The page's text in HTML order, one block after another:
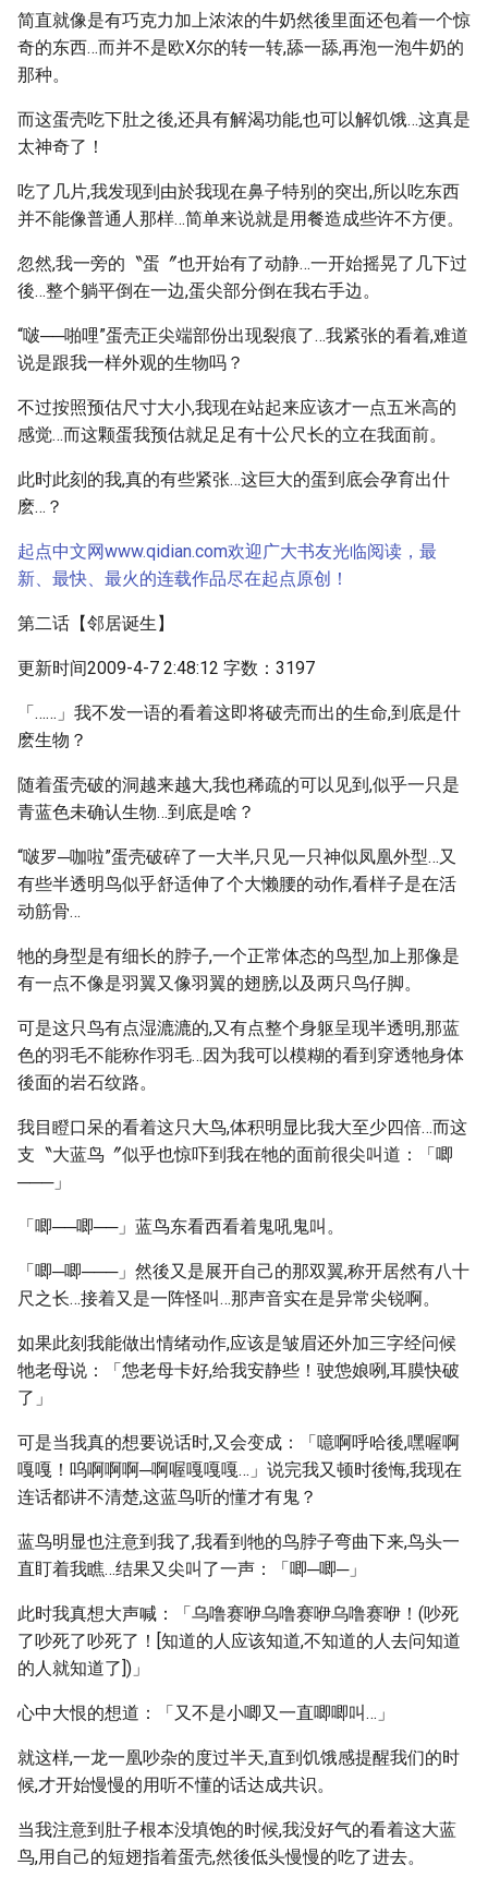
简直就像是有巧克力加上浓浓的牛奶然後里面还包着一个惊
奇的东西…而并不是欧X尔的转一转,舔一舔,再泡一泡牛奶的
那种。
而这蛋壳吃下肚之後,还具有解渴功能,也可以解饥饿…这真是
太神奇了！
吃了几片,我发现到由於我现在鼻子特别的突出,所以吃东西
并不能像普通人那样…简单来说就是用餐造成些许不方便。
忽然,我一旁的〝蛋〞也开始有了动静…一开始摇晃了几下过
後…整个躺平倒在一边,蛋尖部分倒在我右手边。
“啵──啪哩”蛋壳正尖端部份出现裂痕了…我紧张的看着,难道
说是跟我一样外观的生物吗？
不过按照预估尺寸大小,我现在站起来应该才一点五米高的
感觉…而这颗蛋我预估就足足有十公尺长的立在我面前。
此时此刻的我,真的有些紧张…这巨大的蛋到底会孕育出什
麽…？
起点中文网www.qidian.com欢迎广大书友光临阅读，最
新、最快、最火的连载作品尽在起点原创！
第二话【邻居诞生】
更新时间2009-4-7 2:48:12 字数：3197
「……」我不发一语的看着这即将破壳而出的生命,到底是什
麽生物？
随着蛋壳破的洞越来越大,我也稀疏的可以见到,似乎一只是
青蓝色未确认生物…到底是啥？
“啵罗─咖啦”蛋壳破碎了一大半,只见一只神似凤凰外型…又
有些半透明鸟似乎舒适伸了个大懒腰的动作,看样子是在活
动筋骨…
牠的身型是有细长的脖子,一个正常体态的鸟型,加上那像是
有一点不像是羽翼又像羽翼的翅膀,以及两只鸟仔脚。
可是这只鸟有点湿漉漉的,又有点整个身躯呈现半透明,那蓝
色的羽毛不能称作羽毛…因为我可以模糊的看到穿透牠身体
後面的岩石纹路。
我目瞪口呆的看着这只大鸟,体积明显比我大至少四倍…而这
支〝大蓝鸟〞似乎也惊吓到我在牠的面前很尖叫道：「唧
───」
「唧──唧──」蓝鸟东看西看着鬼吼鬼叫。
「唧─唧───」然後又是展开自己的那双翼,称开居然有八十
尺之长…接着又是一阵怪叫…那声音实在是异常尖锐啊。
如果此刻我能做出情绪动作,应该是皱眉还外加三字经问候
牠老母说：「怹老母卡好,给我安静些！驶怹娘咧,耳膜快破
了」
可是当我真的想要说话时,又会变成：「噫啊呼哈後,嘿喔啊
嘎嘎！呜啊啊啊─啊喔嘎嘎嘎…」说完我又顿时後悔,我现在
连话都讲不清楚,这蓝鸟听的懂才有鬼？
蓝鸟明显也注意到我了,我看到牠的鸟脖子弯曲下来,鸟头一
直盯着我瞧…结果又尖叫了一声：「唧─唧─」
此时我真想大声喊：「乌噜赛咿乌噜赛咿乌噜赛咿！(吵死
了吵死了吵死了！[知道的人应该知道,不知道的人去问知道
的人就知道了])」
心中大恨的想道：「又不是小唧又一直唧唧叫…」
就这样,一龙一凰吵杂的度过半天,直到饥饿感提醒我们的时
候,才开始慢慢的用听不懂的话达成共识。
当我注意到肚子根本没填饱的时候,我没好气的看着这大蓝
鸟,用自己的短翅指着蛋壳,然後低头慢慢的吃了进去。